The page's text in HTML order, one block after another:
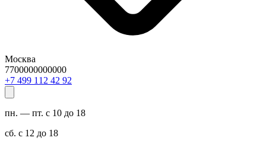
Москва
7700000000000
29 24 211 994 7+
пн. — пт. с 10 до 18
сб. с 12 до 18